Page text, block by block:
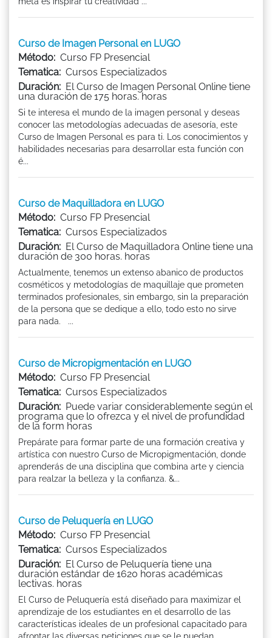
Curso de Imagen Personal en LUGO
Método: Curso FP Presencial
Tematica: Cursos Especializados
Duración: El Curso de Imagen Personal Online tiene
una duración de 175 horas. horas
Si te interesa el mundo de la imagen personal y deseas
conocer las metodologías adecuadas de asesoría, este
Curso de Imagen Personal es para ti. Los conocimientos y
habilidades necesarias para desarrollar esta función con
é...
Curso de Maquilladora en LUGO
Método: Curso FP Presencial
Tematica: Cursos Especializados
Duración: El Curso de Maquilladora Online tiene una
duración de 300 horas. horas
Actualmente, tenemos un extenso abanico de productos
cosméticos y metodologías de maquillaje que prometen
terminados profesionales, sin embargo, sin la preparación
de la persona que se dedique a ello, todo esto no sirve
para nada. ...
Curso de Micropigmentación en LUGO
Método: Curso FP Presencial
Tematica: Cursos Especializados
Duración: Puede variar considerablemente según el
programa que lo ofrezca y el nivel de profundidad
de la form horas
Prepárate para formar parte de una formación creativa y
artística con nuestro Curso de Micropigmentación, donde
aprenderás de una disciplina que combina arte y ciencia
para realzar la belleza y la confianza. &...
Curso de Peluquería en LUGO
Método: Curso FP Presencial
Tematica: Cursos Especializados
Duración: El Curso de Peluquería tiene una
duración estándar de 1620 horas académicas
lectivas. horas
El Curso de Peluquería está diseñado para maximizar el
aprendizaje de los estudiantes en el desarrollo de las
características ideales de un profesional capacitado para
afrontar las diversas peticiones que se le puedan